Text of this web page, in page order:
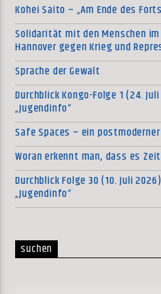
Kohei Saito – „Am Ende des
Solidarität mit den Menschen
Hannover gegen Krieg und
Sprache der Gewalt
Durchblick Kongo-Folge 1 (24.
„Jugendinfo“
Safe Spaces – ein
Woran erkennt man, dass es
Durchblick Folge 30 (10. Juli
„Jugendinfo“
suchen